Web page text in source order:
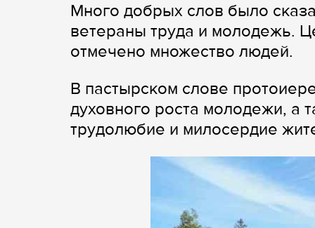
Много добрых слов было
ветераны труда и молодежь.
отмечено множество людей.
В пастырском слове
духовного роста молодежи, а
трудолюбие и милосердие